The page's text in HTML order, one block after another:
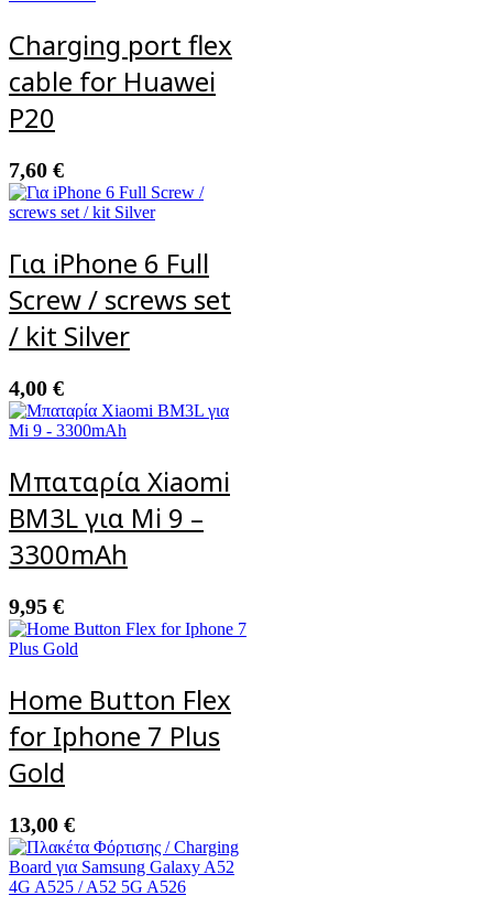
Charging port flex
cable for Huawei
P20
7,60 €
Για iPhone 6 Full
Screw / screws set
/ kit Silver
4,00 €
Μπαταρία Xiaomi
BM3L για Mi 9 –
3300mAh
9,95 €
Home Button Flex
for Iphone 7 Plus
Gold
13,00 €